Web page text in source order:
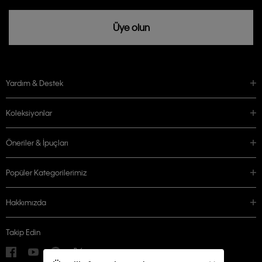
Üye olun
Yardım & Destek
Koleksiyonlar
Öneriler & İpuçları
Popüler Kategorilerimiz
Hakkımızda
Takip Edin